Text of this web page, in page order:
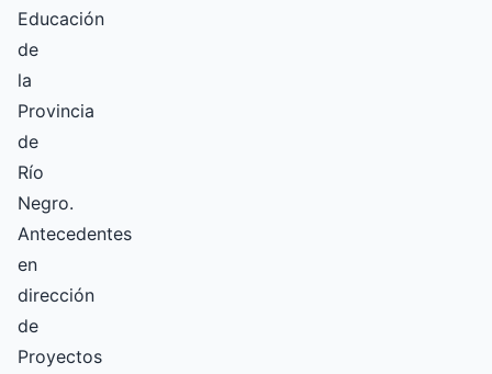
Educación
de
la
Provincia
de
Río
Negro.
Antecedentes
en
dirección
de
Proyectos